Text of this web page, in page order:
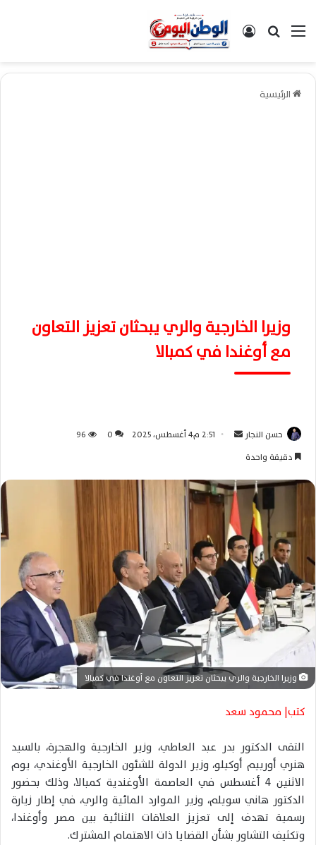
القائمةبحث عن تسجيل الدخول
الرئيسية
وزيرا الخارجية والري يبحثان تعزيز التعاون
مع أوغندا في كمبالا
حسن النجار
ل
ب
ر
ي
د
ا
ل
ك
ت
و
ن
2:51 م4 أغسطس، 2025 0
96
دقيقة واحدة
وزيرا الخارجية والري يبحثان تعزيز التعاون مع أوغندا في كمبالا
كتب| محمود سعد
التقى الدكتور بدر عبد العاطي، وزير الخارجية والهجرة، بالسيد
هنري أورييم أوكيلو، وزير الدولة للشئون الخارجية الأوغندي، يوم
الاثنين 4 أغسطس في العاصمة الأوغندية كمبالا، وذلك بحضور
الدكتور هاني سويلم، وزير الموارد المائية والري، في إطار زيارة
رسمية تهدف إلى تعزيز العلاقات الثنائية بين مصر وأوغندا،
وتكثيف التشاور بشأن القضايا ذات الاهتمام المشترك.